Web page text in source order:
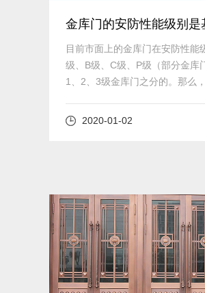
金库门的安防性能级别是
定的？
目前市面上的金库门在安防性能
级、B级、C级、P级（部分金库
1、2、3级金库门之分的。那么
2020-01-02
查看详细